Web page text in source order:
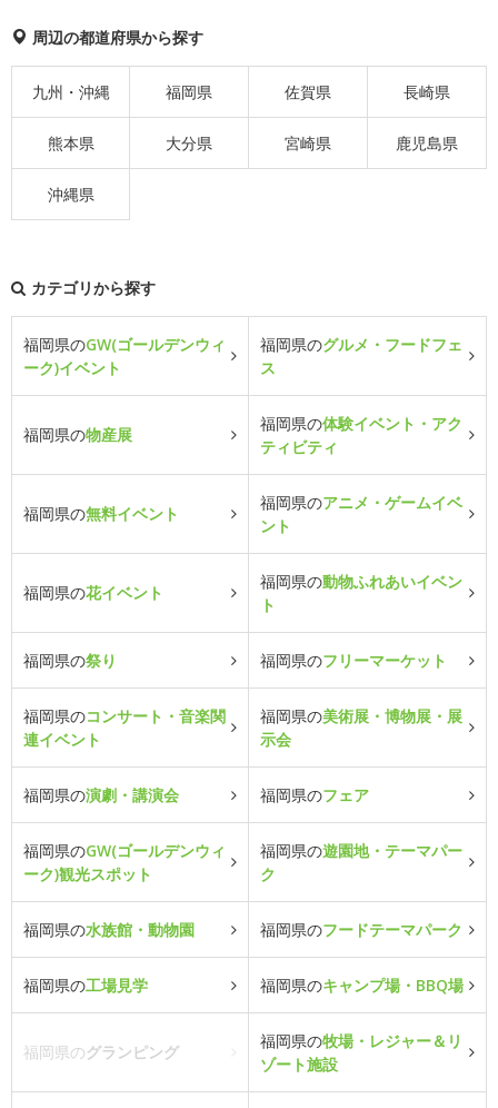
周辺の都道府県から探す
九州・沖縄 福岡県 佐賀県 長崎県
熊本県 大分県 宮崎県 鹿児島県
沖縄県
カテゴリから探す
福岡県のGW(ゴールデンウィ
ーク)イベント
福岡県のグルメ・フードフェ
ス
福岡県の物産展
福岡県の体験イベント・アク
ティビティ
福岡県の無料イベント
福岡県のアニメ・ゲームイベ
ント
福岡県の花イベント
福岡県の動物ふれあいイベン
ト
福岡県の祭り 福岡県のフリーマーケット
福岡県のコンサート・音楽関
連イベント
福岡県の美術展・博物展・展
示会
福岡県の演劇・講演会 福岡県のフェア
福岡県のGW(ゴールデンウィ
ーク)観光スポット
福岡県の遊園地・テーマパー
ク
福岡県の水族館・動物園 福岡県のフードテーマパーク
福岡県の工場見学 福岡県のキャンプ場・BBQ場
福岡県のグランピング
福岡県の牧場・レジャー＆リ
ゾート施設